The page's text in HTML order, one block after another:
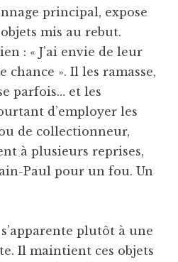
principal, expose
mis au rebut.
: « J’ai envie de leur
chance ». Il les ramasse,
parfois… et les
d’employer les
de collectionneur,
à plusieurs reprises,
Paul pour un fou. Un
plutôt à une
Il maintient ces objets